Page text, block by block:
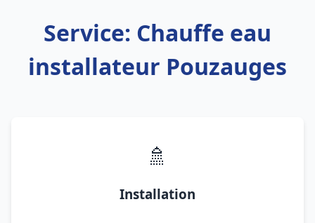
Service: Chauffe eau
installateur Pouzauges
🚿
Installation